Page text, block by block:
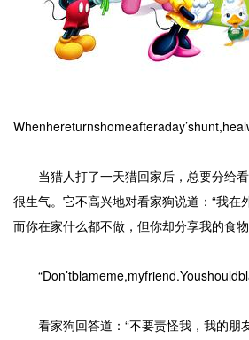
当猎人打了一天猎回家后，总要分给
很生气。它不高兴地对看家狗说道：“我在
而你在家什么都不做，但你却分享我的食
看家狗回答道：“不要责怪我，我的朋